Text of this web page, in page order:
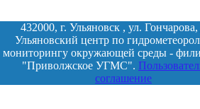
432000, г. Ульяновск , ул.
Ульяновский центр по
мониторингу окружающей среды -
"Приволжское УГМС".
соглашение